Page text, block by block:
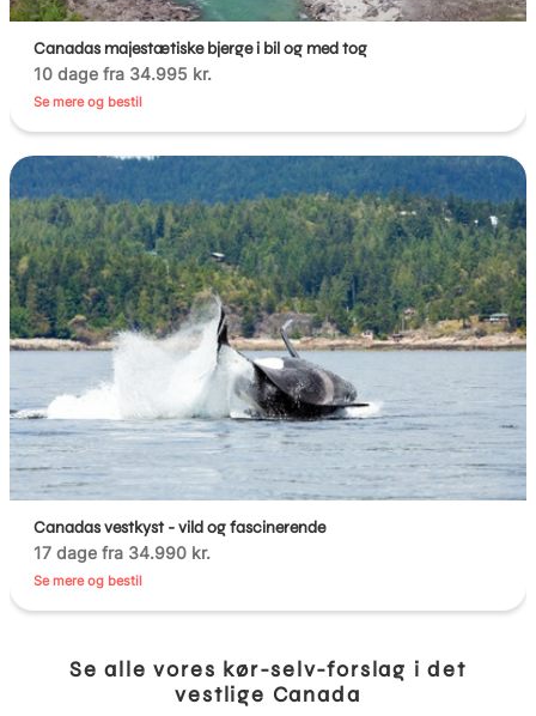
Canadas majestætiske bjerge i bil og med tog
10 dage fra 34.995 kr.
Se mere og bestil
Canadas vestkyst - vild og fascinerende
17 dage fra 34.990 kr.
Se mere og bestil
Se alle vores kør-selv-forslag i det
vestlige Canada